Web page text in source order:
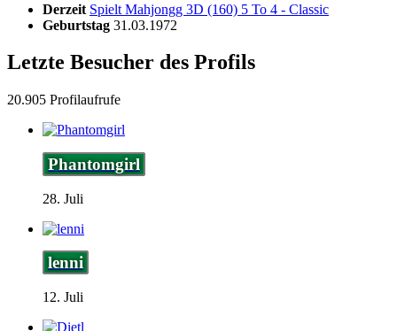
Derzeit Spielt Mahjongg 3D (160) 5 To 4 - Classic
Geburtstag 31.03.1972
Letzte Besucher des Profils
20.905 Profilaufrufe
Phantomgirl
28. Juli
lenni
12. Juli